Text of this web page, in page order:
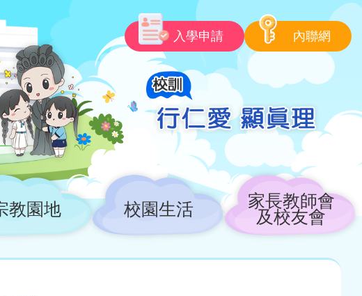
入學申請
內聯網
教園地 校園生活
家長教師會
及校友會